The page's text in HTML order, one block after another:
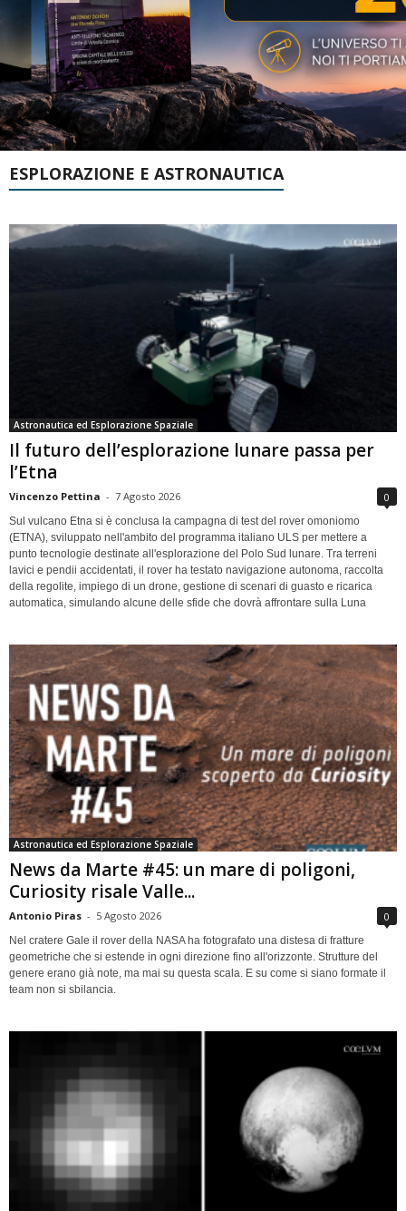
ESPLORAZIONE E ASTRONAUTICA
Astronautica ed Esplorazione Spaziale
Il futuro dell’esplorazione lunare passa per
l’Etna
Vincenzo Pettina - 7 Agosto 2026 0
Sul vulcano Etna si è conclusa la campagna di test del rover omoniomo
(ETNA), sviluppato nell'ambito del programma italiano ULS per mettere a
punto tecnologie destinate all'esplorazione del Polo Sud lunare. Tra terreni
lavici e pendii accidentati, il rover ha testato navigazione autonoma, raccolta
della regolite, impiego di un drone, gestione di scenari di guasto e ricarica
automatica, simulando alcune delle sfide che dovrà affrontare sulla Luna
Astronautica ed Esplorazione Spaziale
News da Marte #45: un mare di poligoni,
Curiosity risale Valle...
Antonio Piras - 5 Agosto 2026 0
Nel cratere Gale il rover della NASA ha fotografato una distesa di fratture
geometriche che si estende in ogni direzione fino all'orizzonte. Strutture del
genere erano già note, ma mai su questa scala. E su come si siano formate il
team non si sbilancia.